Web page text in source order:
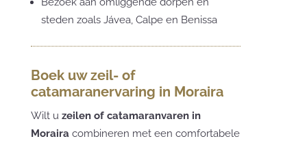
steden zoals Jávea, Calpe en Benissa
Boek uw zeil- of
catamaranervaring in Moraira
Wilt u zeilen of catamaranvaren in
Morairacombineren met een comfortabele